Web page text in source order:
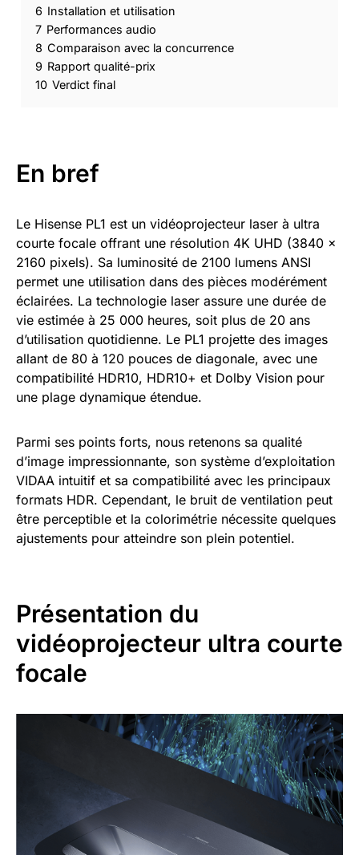
6 Installation et utilisation
7 Performances audio
8 Comparaison avec la concurrence
9 Rapport qualité-prix
10 Verdict final
En bref
Le Hisense PL1 est un vidéoprojecteur laser à ultra
courte focale offrant une résolution 4K UHD (3840 x
2160 pixels). Sa luminosité de 2100 lumens ANSI
permet une utilisation dans des pièces modérément
éclairées. La technologie laser assure une durée de
vie estimée à 25 000 heures, soit plus de 20 ans
d’utilisation quotidienne. Le PL1 projette des images
allant de 80 à 120 pouces de diagonale, avec une
compatibilité HDR10, HDR10+ et Dolby Vision pour
une plage dynamique étendue.
Parmi ses points forts, nous retenons sa qualité
d’image impressionnante, son système d’exploitation
VIDAA intuitif et sa compatibilité avec les principaux
formats HDR. Cependant, le bruit de ventilation peut
être perceptible et la colorimétrie nécessite quelques
ajustements pour atteindre son plein potentiel.
Présentation du
vidéoprojecteur ultra courte
focale